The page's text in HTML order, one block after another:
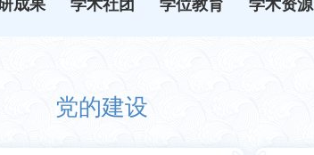
成果 学术社团 学位教育 学术资源
党的建设